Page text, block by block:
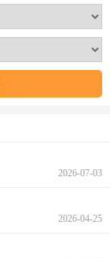
2026-07-03
2026-04-25